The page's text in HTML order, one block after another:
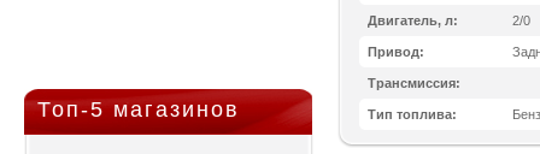
Топ-5 магазинов
Двигатель, л: 2/0
Привод:
Трансмиссия:
Тип топлива: